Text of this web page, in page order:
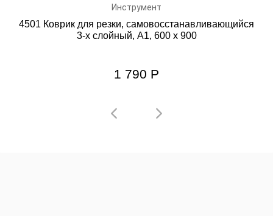
Инструмент
4501 Коврик для резки, самовосстанавливающийся
3-х слойный, А1, 600 х 900
1 790 Р